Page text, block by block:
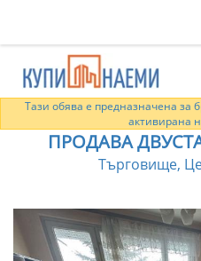
Тази обява е предназначена за
активирана
ПРОДАВА
Търговище,